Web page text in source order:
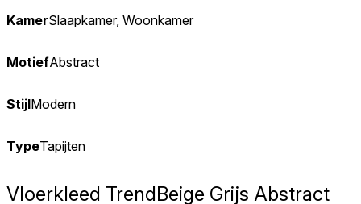
KamerSlaapkamer, Woonkamer
MotiefAbstract
StijlModern
TypeTapijten
Vloerkleed TrendBeige Grijs Abstract